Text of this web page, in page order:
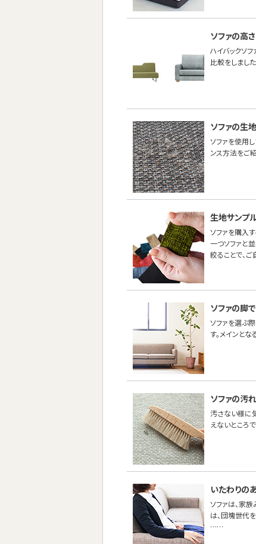
ソファの高
ハイバックソ
比較をしまし
ソファの生
ソファを使用
ンス方法をご
生地サンプ
ソファを購入
一つソファと
絞ることで、
ソファの脚
ソファを選ぶ
す。メインと
ソファの汚
汚さない様に
えないところ
いたわりの
ソファは、家
は、団塊世代
……